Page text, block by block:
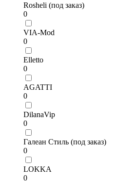
Rosheli (под заказ)
0
VIA-Mod
0
Elletto
0
AGATTI
0
DilanaVip
0
Галеан Стиль (под заказ)
0
LOKKA
0